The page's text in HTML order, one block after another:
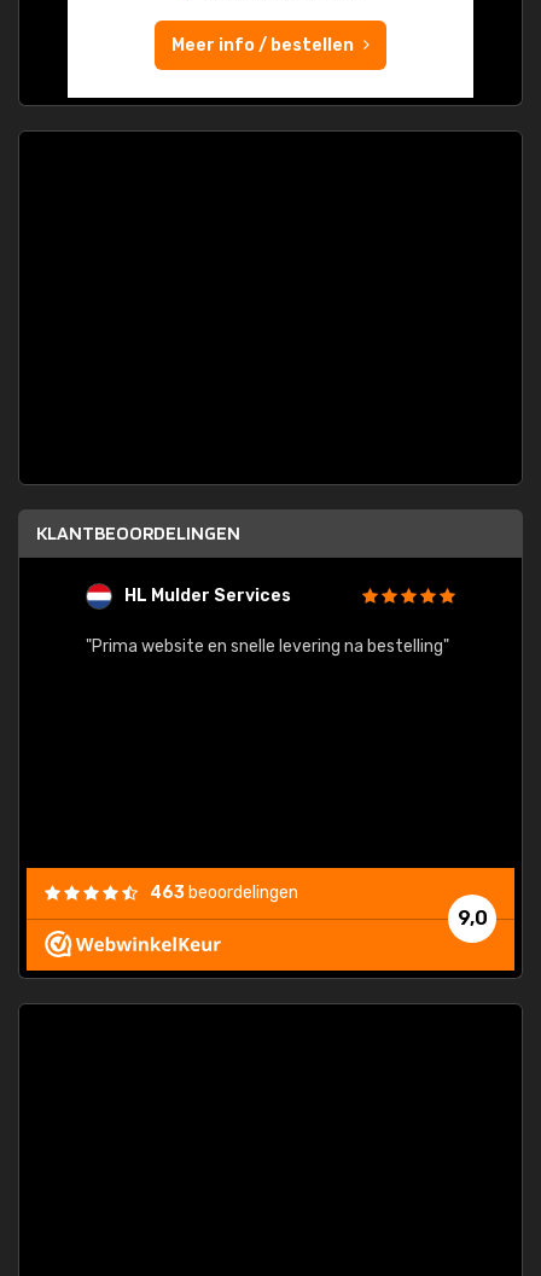
Meer info / bestellen
KLANTBEOORDELINGEN
HL Mulder Services
"Prima website en snelle levering na bestelling"
9,0
463 beoordelingen